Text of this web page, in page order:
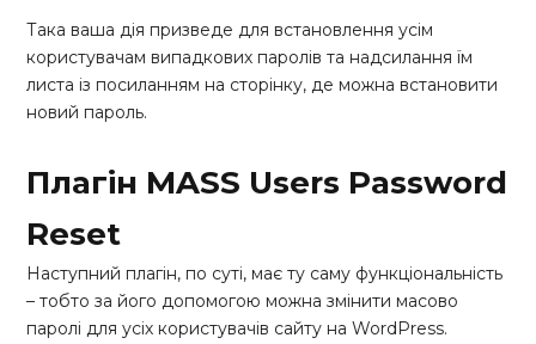
Така ваша дія призведе для встановлення усім
користувачам випадкових паролів та надсилання їм
листа із посиланням на сторінку, де можна встановити
новий пароль.
Плагін MASS Users Password
Reset
Наступний плагін, по суті, має ту саму функціональність
– тобто за його допомогою можна змінити масово
паролі для усіх користувачів сайту на WordPress.